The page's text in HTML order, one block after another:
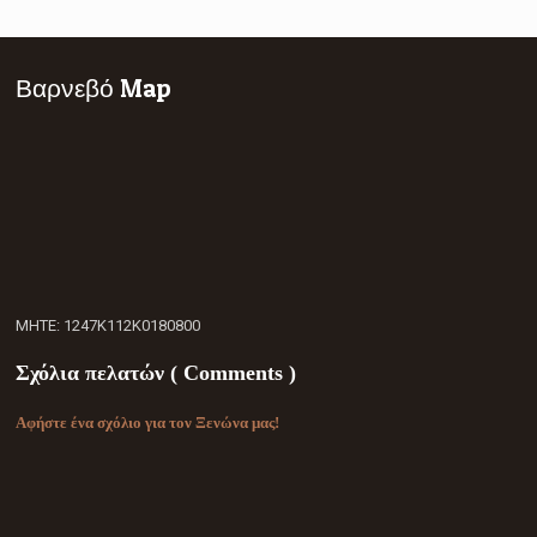
Βαρνεβό Map
ΜΗΤΕ: 1247Κ112Κ0180800
Σχόλια πελατών ( Comments )
Αφήστε ένα σχόλιο για τον Ξενώνα μας!